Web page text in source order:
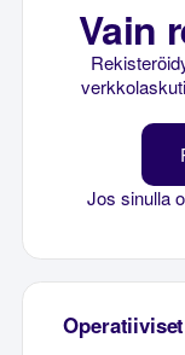
Vain
Jos sinulla